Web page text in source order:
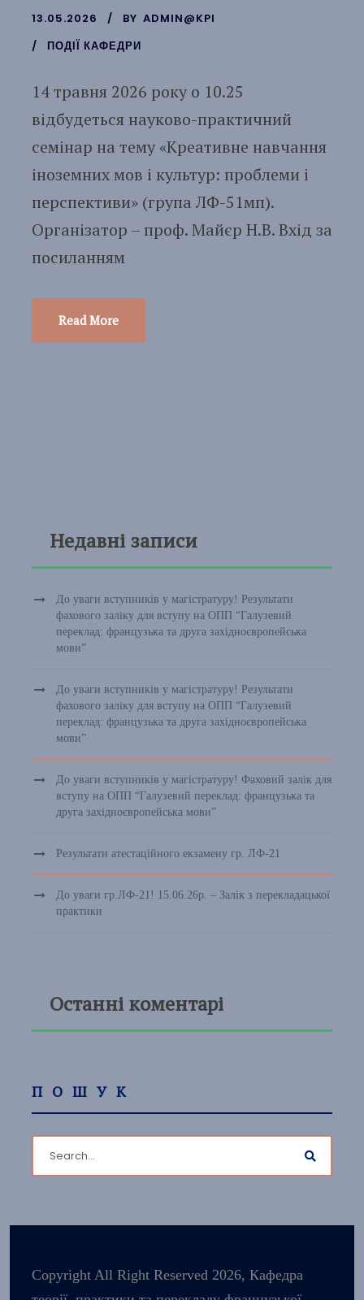
13.05.2026 BY ADMIN@KPI
ПОДІЇ КАФЕДРИ
14 травня 2026 року о 10.25
відбудеться науково-практичний
семінар на тему «Креативне навчання
іноземних мов і культур: проблеми і
перспективи» (група ЛФ-51мп).
Організатор – проф. Майєр Н.В. Вхід за
посиланням
Read More
Недавні записи
До уваги вступників у магістратуру! Результати
фахового заліку для вступу на ОПП “Галузевий
переклад: французька та друга західноєвропейська
мови”
До уваги вступників у магістратуру! Результати
фахового заліку для вступу на ОПП “Галузевий
переклад: французька та друга західноєвропейська
мови”
До уваги вступників у магістратуру! Фаховий залік для
вступу на ОПП “Галузевий переклад: французька та
друга західноєвропейська мови”
Результати атестаційного екзамену гр. ЛФ-21
До уваги гр.ЛФ-21! 15.06.26р. – Залік з перекладацької
практики
Останні коментарі
ПОШУК
Copyright All Right Reserved 2026, Кафедра